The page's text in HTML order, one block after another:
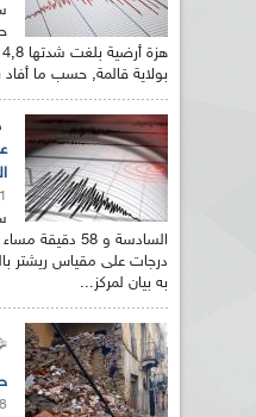
بولاية قالمة, حسب ما
31
درجات على مقياس ريشتر
به بيان لمركز...
18